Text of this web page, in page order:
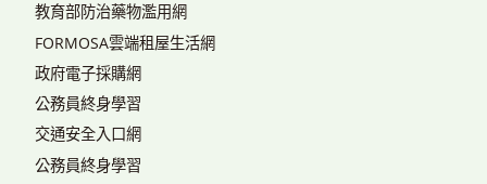
教育部防治藥物濫用網
FORMOSA雲端租屋生活網
政府電子採購網
公務員終身學習
交通安全入口網
公務員終身學習